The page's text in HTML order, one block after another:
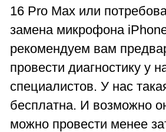
16 Pro Max или
замена микрофона
рекомендуем вам
провести диагностику у
специалистов. У нас
бесплатна. И возможно
можно провести менее